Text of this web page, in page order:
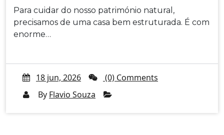
Para cuidar do nosso património natural,
precisamos de uma casa bem estruturada. É com
enorme…
18 jun, 2026
(0) Comments
By Flavio Souza